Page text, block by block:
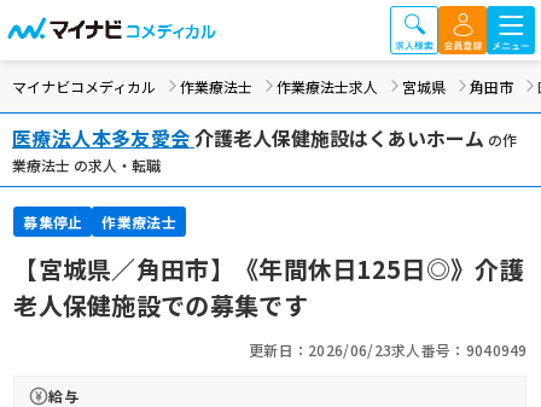
マイナビコメディカル 作業療法士 作業療法士求人 宮城県 角田市
医療法人本多友愛会介護老人保健施設はくあいホーム の作
業療法士 の求人・転職
募集停止 作業療法士
【宮城県／角田市】《年間休日125日◎》介護
老人保健施設での募集です
更新日：2026/06/23求人番号：9040949
給与